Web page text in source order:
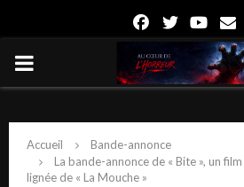
FacebookTwitter
PRIMARY
Accueil
Bande-annonce
La bande-annonce de « Bite », un
lignée de « La Mouche »